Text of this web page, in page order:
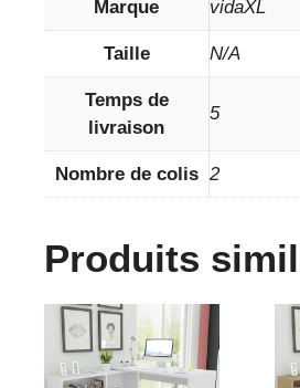
Marque vidaXL
Taille N/A
Temps de
livraison
5
Nombre de colis 2
Produits